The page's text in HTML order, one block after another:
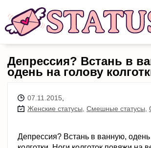
Депрессия? Встань в
одень на голову
07.11.2015
Женские статусы Смешные статусы
Депрессия? Встань в ванную, одень